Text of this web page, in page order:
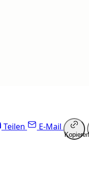
Teilen E-Mail
Kopieren